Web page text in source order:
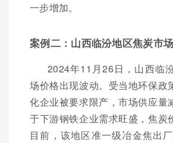
一步增加。
案例二：山西临汾地区焦炭市
2024年11月26日，山西临
场价格出现波动。受当地环保政
化企业被要求限产，市场供应量
于下游钢铁企业需求旺盛，焦炭
目前，该地区准一级冶金焦出